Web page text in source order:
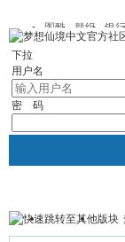
图酷 群组 银行
下拉
用户名
密 码
银行 群